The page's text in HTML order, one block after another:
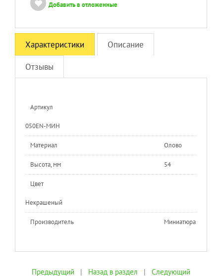
Добавить в отложенные
Характеристики Описание
Отзывы
Артикул
050EN-МИН
Материал Олово
Высота, мм 54
Цвет
Некрашеный
Производитель Миниатюра
Предыдущий | Назад в раздел | Следующий